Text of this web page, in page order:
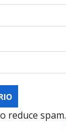
reduce spam.